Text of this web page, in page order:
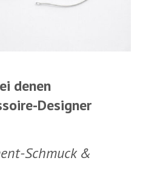
denen
Designer
Schmuck &